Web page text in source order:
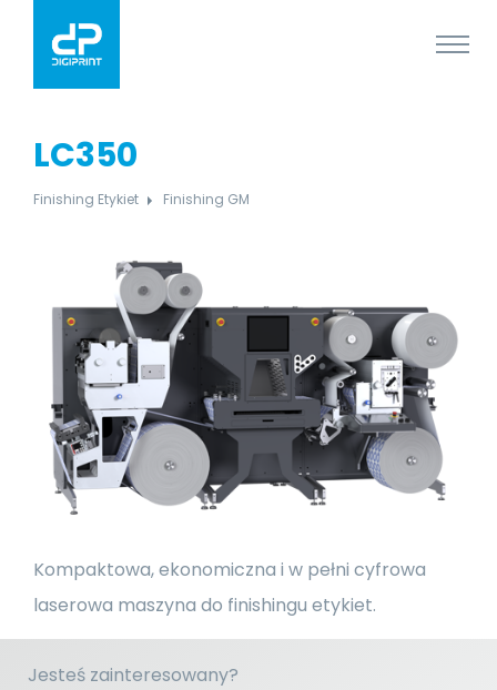
LC350
Finishing Etykiet Finishing GM
Kompaktowa, ekonomiczna i w pełni cyfrowa
laserowa maszyna do finishingu etykiet.
Jesteś zainteresowany?